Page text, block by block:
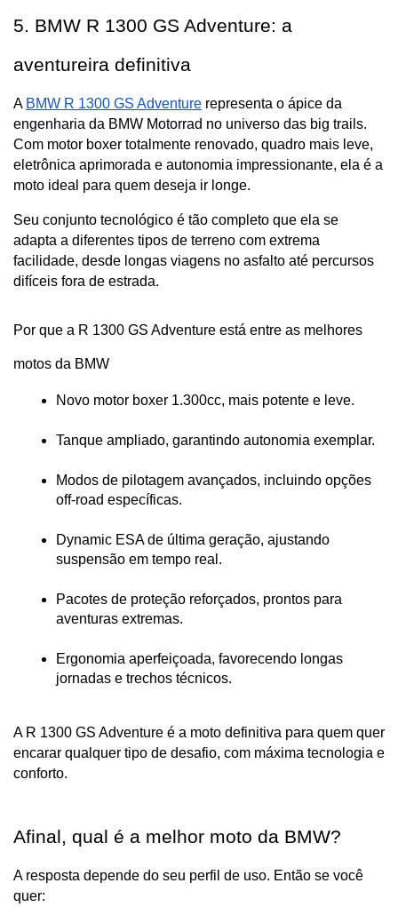
5. BMW R 1300 GS Adventure: a
aventureira definitiva
A BMW R 1300 GS Adventure representa o ápice da
engenharia da BMW Motorrad no universo das big trails.
Com motor boxer totalmente renovado, quadro mais leve,
eletrônica aprimorada e autonomia impressionante, ela é a
moto ideal para quem deseja ir longe.
Seu conjunto tecnológico é tão completo que ela se
adapta a diferentes tipos de terreno com extrema
facilidade, desde longas viagens no asfalto até percursos
difíceis fora de estrada.
Por que a R 1300 GS Adventure está entre as melhores
motos da BMW
Novo motor boxer 1.300cc, mais potente e leve.
Tanque ampliado, garantindo autonomia exemplar.
Modos de pilotagem avançados, incluindo opções
off-road específicas.
Dynamic ESA de última geração, ajustando
suspensão em tempo real.
Pacotes de proteção reforçados, prontos para
aventuras extremas.
Ergonomia aperfeiçoada, favorecendo longas
jornadas e trechos técnicos.
A R 1300 GS Adventure é a moto definitiva para quem quer
encarar qualquer tipo de desafio, com máxima tecnologia e
conforto.
Afinal, qual é a melhor moto da BMW?
A resposta depende do seu perfil de uso. Então se você
quer: